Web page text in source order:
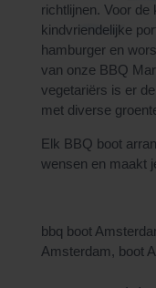
richtlijnen. Voor
kindvriendelijke
hamburger en
van onze BBQ
vegetariërs is er
met diverse
Elk BBQ boot
wensen en maakt
bbq boot
Amsterdam, boot